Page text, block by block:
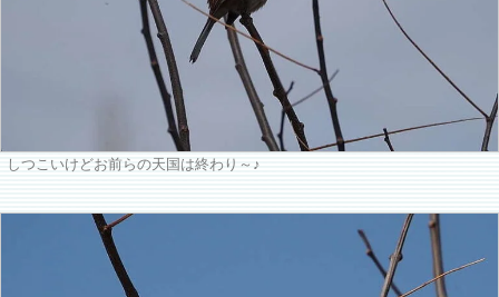
しつこいけどお前らの天国は終わり～♪